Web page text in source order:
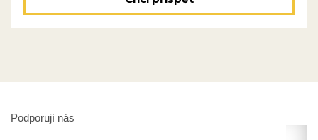
Podporují nás